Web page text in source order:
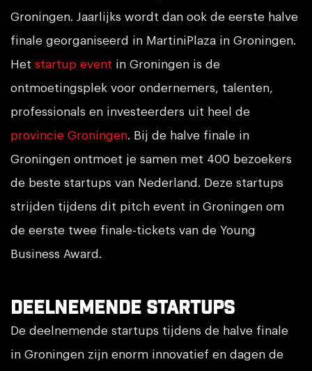
Groningen. Jaarlijks wordt dan ook de eerste halve
finale georganiseerd in MartiniPlaza in Groningen.
Het startup event in Groningen is de
ontmoetingsplek voor ondernemers, talenten,
professionals en investeerders uit heel de
provincie Groningen. Bij de halve finale in
Groningen ontmoet je samen met 400 bezoekers
de beste startups van Nederland. Deze startups
strijden tijdens dit pitch event in Groningen om
de eerste twee finale-tickets van de Young
Business Award.
Deelnemende startups
De deelnemende startups tijdens de halve finale
in Groningen zijn enorm innovatief en dagen de